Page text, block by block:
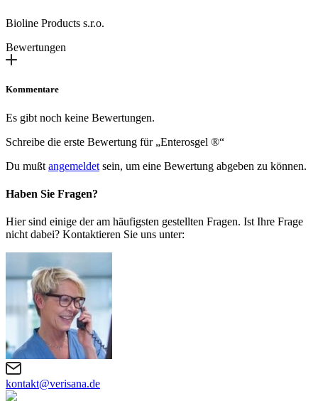
Bioline Products s.r.o.
Bewertungen
Kommentare
Es gibt noch keine Bewertungen.
Schreibe die erste Bewertung für „Enterosgel ®“
Du mußt angemeldet sein, um eine Bewertung abgeben zu können.
Haben Sie Fragen?
Hier sind einige der am häufigsten gestellten Fragen. Ist Ihre Frage
nicht dabei? Kontaktieren Sie uns unter:
kontakt@verisana.de